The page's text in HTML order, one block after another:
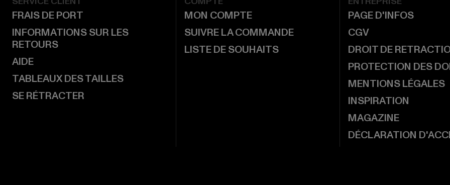
FRAIS DE PORT
INFORMATIONS SUR LES
RETOURS
AIDE
TABLEAUX DES TAILLES
SE RÉTRACTER
MON COMPTE
SUIVRE LA COMMANDE
LISTE DE SOUHAITS
PAGE D'INFOS
CGV
DROIT DE
PROTECTION DES
MENTIONS LÉGALES
INSPIRATION
MAGAZINE
DÉCLARATION